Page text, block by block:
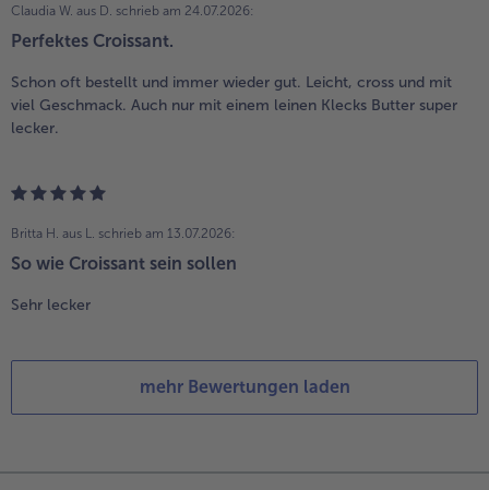
Claudia W. aus D. schrieb am 24.07.2026:
Perfektes Croissant.
Schon oft bestellt und immer wieder gut. Leicht, cross und mit
viel Geschmack. Auch nur mit einem leinen Klecks Butter super
lecker.
Britta H. aus L. schrieb am 13.07.2026:
So wie Croissant sein sollen
Sehr lecker
mehr Bewertungen laden